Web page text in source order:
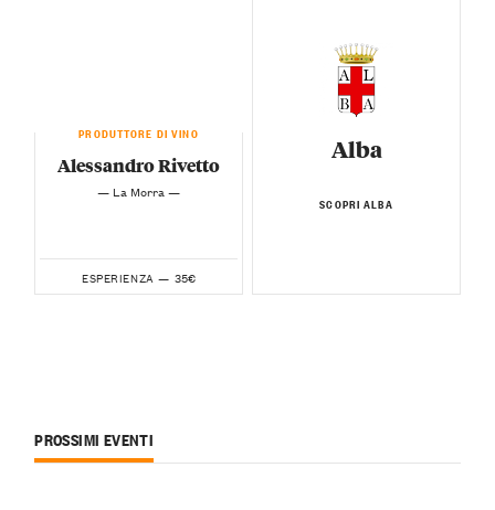
PRODUTTORE DI VINO
Alessandro Rivetto
— La Morra —
ESPERIENZA — 35€
Alba
SCOPRI ALBA
PROSSIMI EVENTI